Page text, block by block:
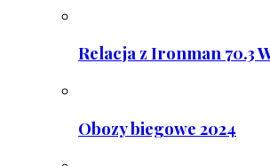
Relacja z Ironman 70.3
Obozy biegowe 2024